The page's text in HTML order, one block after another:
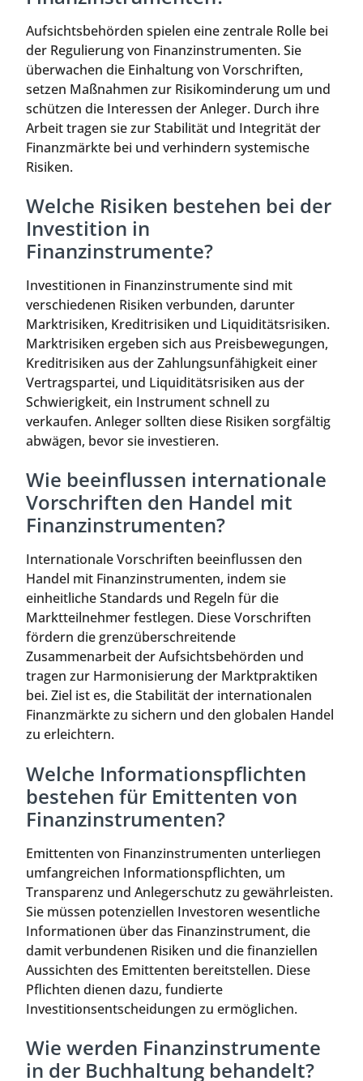
Aufsichtsbehörden spielen eine zentrale Rolle bei
der Regulierung von Finanzinstrumenten. Sie
überwachen die Einhaltung von Vorschriften,
setzen Maßnahmen zur Risikominderung um und
schützen die Interessen der Anleger. Durch ihre
Arbeit tragen sie zur Stabilität und Integrität der
Finanzmärkte bei und verhindern systemische
Risiken.
Welche Risiken bestehen bei der
Investition in
Finanzinstrumente?
Investitionen in Finanzinstrumente sind mit
verschiedenen Risiken verbunden, darunter
Marktrisiken, Kreditrisiken und Liquiditätsrisiken.
Marktrisiken ergeben sich aus Preisbewegungen,
Kreditrisiken aus der Zahlungsunfähigkeit einer
Vertragspartei, und Liquiditätsrisiken aus der
Schwierigkeit, ein Instrument schnell zu
verkaufen. Anleger sollten diese Risiken sorgfältig
abwägen, bevor sie investieren.
Wie beeinflussen internationale
Vorschriften den Handel mit
Finanzinstrumenten?
Internationale Vorschriften beeinflussen den
Handel mit Finanzinstrumenten, indem sie
einheitliche Standards und Regeln für die
Marktteilnehmer festlegen. Diese Vorschriften
fördern die grenzüberschreitende
Zusammenarbeit der Aufsichtsbehörden und
tragen zur Harmonisierung der Marktpraktiken
bei. Ziel ist es, die Stabilität der internationalen
Finanzmärkte zu sichern und den globalen Handel
zu erleichtern.
Welche Informationspflichten
bestehen für Emittenten von
Finanzinstrumenten?
Emittenten von Finanzinstrumenten unterliegen
umfangreichen Informationspflichten, um
Transparenz und Anlegerschutz zu gewährleisten.
Sie müssen potenziellen Investoren wesentliche
Informationen über das Finanzinstrument, die
damit verbundenen Risiken und die finanziellen
Aussichten des Emittenten bereitstellen. Diese
Pflichten dienen dazu, fundierte
Investitionsentscheidungen zu ermöglichen.
Wie werden Finanzinstrumente
in der Buchhaltung behandelt?